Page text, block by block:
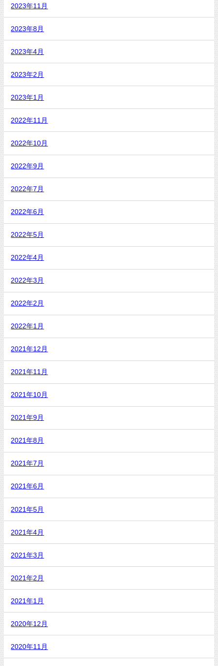
2023年11月
2023年8月
2023年4月
2023年2月
2023年1月
2022年11月
2022年10月
2022年9月
2022年7月
2022年6月
2022年5月
2022年4月
2022年3月
2022年2月
2022年1月
2021年12月
2021年11月
2021年10月
2021年9月
2021年8月
2021年7月
2021年6月
2021年5月
2021年4月
2021年3月
2021年2月
2021年1月
2020年12月
2020年11月